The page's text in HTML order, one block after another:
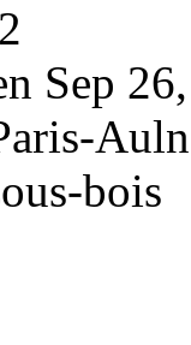
Sep
bois